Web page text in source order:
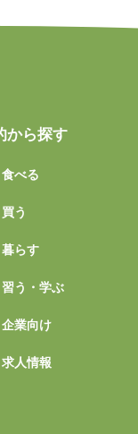
から探す
食べる
買う
暮らす
習う・学ぶ
企業向け
求人情報